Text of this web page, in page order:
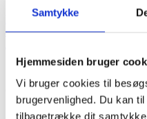
Samtykke
Hjemmesiden bruger
Vi bruger cookies til
brugervenlighed. Du kan
tilbagetrække dit samtykke
LÆS
SUNG ogSEDET
Suzanne Brøgger:
tolerante